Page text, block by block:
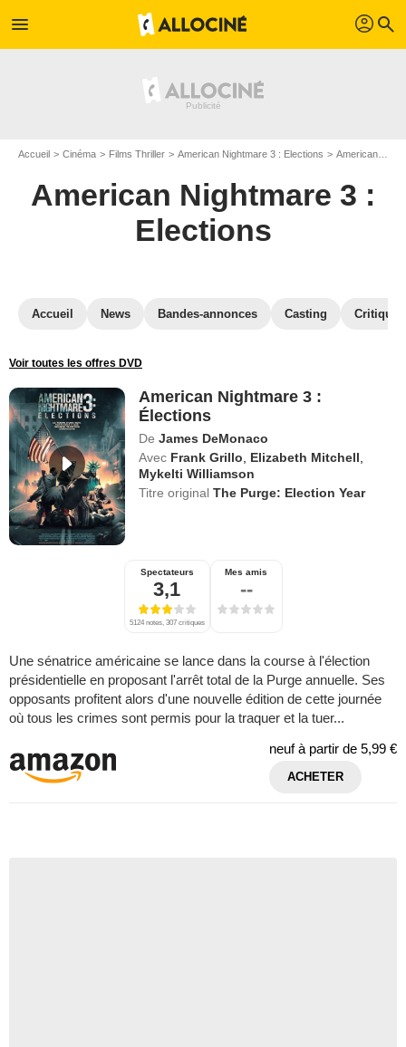
menu profil search
Accueil Cinéma Films Thriller American Nightmare 3 : Elections American Nightmare 3 : Elections en Blu Ray
American Nightmare 3 :
Elections
Accueil News Bandes-annonces Casting
Voir toutes les offres DVD
American Nightmare 3 :
Élections
De James DeMonaco
Avec Frank Grillo Elizabeth Mitchell
Mykelti Williamson
Titre originalThe Purge: Election Year
Spectateurs
3,1
5124 notes, 307 critiques
Mes amis
--
Une sénatrice américaine se lance dans la course à l'élection
présidentielle en proposant l'arrêt total de la Purge annuelle. Ses
opposants profitent alors d'une nouvelle édition de cette journée
où tous les crimes sont permis pour la traquer et la tuer...
neuf à partir de 5,99 €
ACHETER